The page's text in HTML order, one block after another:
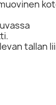
tallan